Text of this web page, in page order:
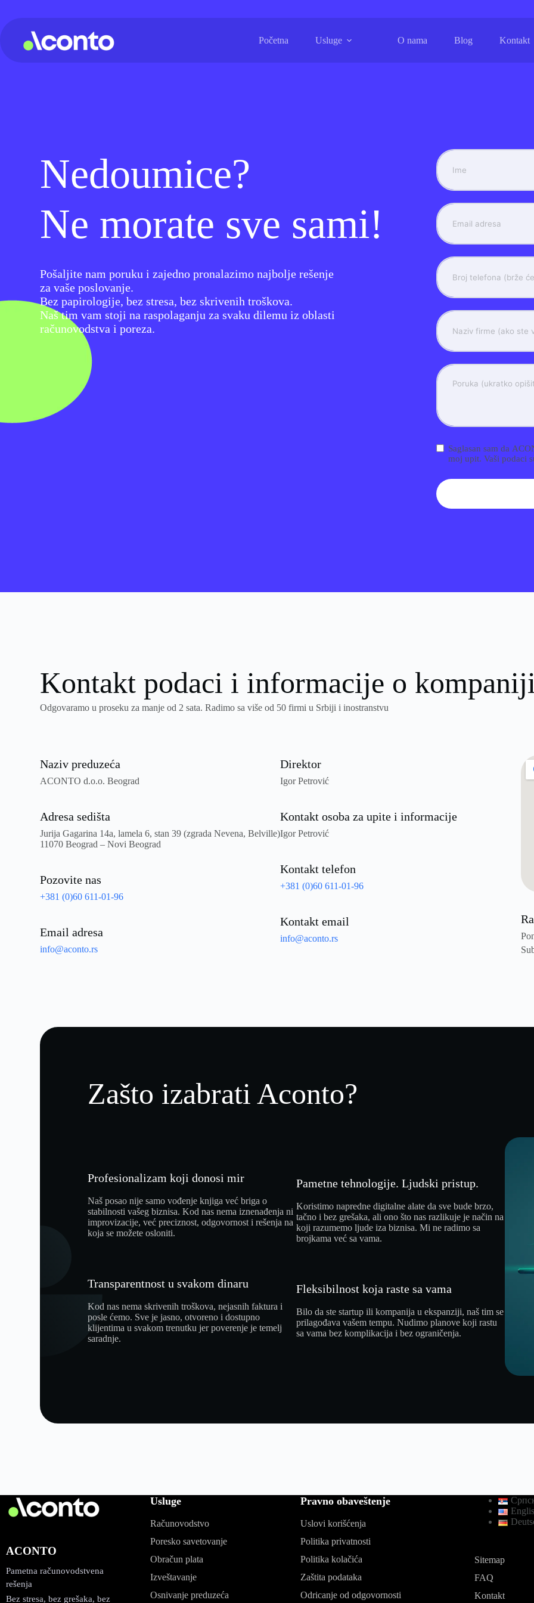
Početna Usluge O nama Blog Kontakt
Nedoumice?
Ne morate sve sami!
Pošaljite nam poruku i zajedno pronalazimo najbolje rešenje
za vaše poslovanje.
Bez papirologije, bez stresa, bez skrivenih troškova.
Naš tim vam stoji na raspolaganju za svaku dilemu iz oblasti
računovodstva i poreza.
Saglasan sam da
moj upit. Vaši
Kontakt podaci i informacije o
Odgovaramo u proseku za manje od 2 sata. Radimo sa više od 50 firmi u Srbiji i inostranstvu
Naziv preduzeća
ACONTO d.o.o. Beograd
Adresa sedišta
Jurija Gagarina 14a, lamela 6, stan 39 (zgrada Nevena, Belville)
11070 Beograd – Novi Beograd
Pozovite nas
+381 (0)60 611-01-96
Email adresa
info@aconto.rs
Direktor
Igor Petrović
Kontakt osoba za upite i informacije
Igor Petrović
Kontakt telefon
+381 (0)60 611-01-96
Kontakt email
info@aconto.rs
Zašto izabrati Aconto?
Profesionalizam koji donosi mir
Naš posao nije samo vođenje knjiga već briga o
stabilnosti vašeg biznisa. Kod nas nema iznenađenja ni
improvizacije, već preciznost, odgovornost i rešenja na
koja se možete osloniti.
Transparentnost u svakom dinaru
Kod nas nema skrivenih troškova, nejasnih faktura i
posle ćemo. Sve je jasno, otvoreno i dostupno
klijentima u svakom trenutku jer poverenje je temelj
saradnje.
Pametne tehnologije. Ljudski pristup.
Koristimo napredne digitalne alate da sve bude brzo,
tačno i bez grešaka, ali ono što nas razlikuje je način na
koji razumemo ljude iza biznisa. Mi ne radimo sa
brojkama već sa vama.
Fleksibilnost koja raste sa vama
Bilo da ste startup ili kompanija u ekspanziji, naš tim se
prilagođava vašem tempu. Nudimo planove koji rastu
sa vama bez komplikacija i bez ograničenja.
ACONTO
Pametna računovodstvena
rešenja
Bez stresa, bez grešaka, bez
Usluge
Računovodstvo
Poresko savetovanje
Obračun plata
Izveštavanje
Osnivanje preduzeća
Pravno obaveštenje
Uslovi korišćenja
Politika privatnosti
Politika kolačića
Zaštita podataka
Odricanje od odgovornosti
Sitemap
FAQ
Kontakt